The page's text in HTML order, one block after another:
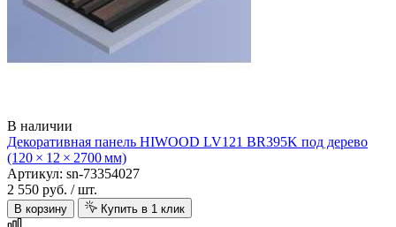
В наличии
Декоративная панель HIWOOD LV121 BR395K под дерево
(120 × 12 × 2700 мм)
Артикул: sn-73354027
2 550 руб. / шт.
В корзину Купить в 1 клик